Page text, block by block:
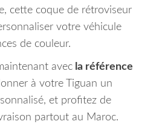
cette coque de rétroviseur
votre véhicule
de couleur.
avec la référence
à votre Tiguan un
et profitez de
partout au Maroc.